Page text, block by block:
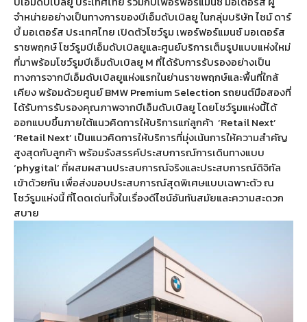
จำหน่ายอย่างเป็นทางการของบีเอ็มดับเบิลยู ในกลุ่มบริษัท ไซม์ ดาร์
บี้ มอเตอร์ส ประเทศไทย เปิดตัวโชว์รูม เพอร์ฟอร์แมนซ์ มอเตอร์ส
ราชพฤกษ์ โชว์รูมบีเอ็มดับเบิลยูและศูนย์บริการเต็มรูปแบบแห่งใหม่
ที่มาพร้อมโชว์รูมบีเอ็มดับเบิลยู M ที่ได้รับการรับรองอย่างเป็น
ทางการจากบีเอ็มดับเบิลยูแห่งแรกในย่านราชพฤกษ์และพื้นที่ใกล้
เคียง พร้อมด้วยศูนย์ BMW Premium Selection รถยนต์มือสองที่
ได้รับการรับรองคุณภาพจากบีเอ็มดับเบิลยู โดยโชว์รูมแห่งนี้ได้
ออกแบบขึ้นภายใต้แนวคิดการให้บริการแก่ลูกค้า ‘Retail Next’
‘Retail Next’ เป็นแนวคิดการให้บริการที่มุ่งเน้นการให้ความสำคัญ
สูงสุดกับลูกค้า พร้อมรังสรรค์ประสบการณ์การเดินทางแบบ
‘phygital’ ที่ผสมผสานประสบการณ์จริงและประสบการณ์ดิจิทัล
เข้าด้วยกัน เพื่อส่งมอบประสบการณ์สุดพิเศษแบบเฉพาะตัว ณ
โชว์รูมแห่งนี้ ที่โดดเด่นทั้งในเรื่องดีไซน์อันทันสมัยและความสะดวก
สบาย